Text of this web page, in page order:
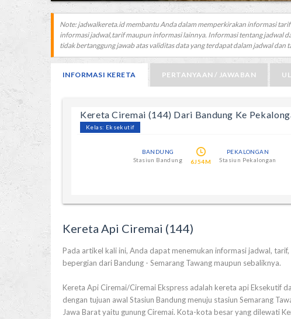
Note: jadwalkereta.id membantu Anda dalam memperkirakan informasi
informasi jadwal,tarif maupun informasi lainnya. Informasi tentang jadwal
tidak bertanggung jawab atas validitas data yang terdapat dalam jadwal dan
INFORMASI KERETA PERTANYAAN / JAWABAN
Kereta Ciremai (144) Dari Bandung Ke
Kelas: Eksekutif
BANDUNG
Stasiun Bandung
6J54M
PEKALONGAN
Stasiun Pekalongan
Kereta Api Ciremai (144)
Pada artikel kali ini, Anda dapat menemukan informasi jadwal,
bepergian dari Bandung - Semarang Tawang maupun sebaliknya.
Kereta Api Ciremai/Ciremai Ekspress adalah kereta api Eksekutif
dengan tujuan awal Stasiun Bandung menuju stasiun Semarang
Jawa Barat yaitu gunung Ciremai. Kota-kota besar yang dilewati